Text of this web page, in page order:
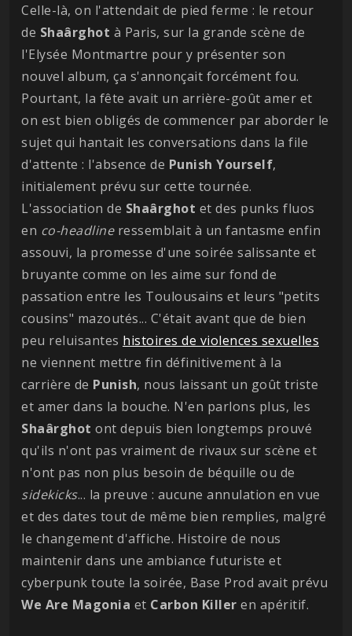
Celle-là, on l'attendait de pied ferme : le retour
de Shaârghot à Paris, sur la grande scène de
l'Elysée Montmartre pour y présenter son
nouvel album, ça s'annonçait forcément fou.
Pourtant, la fête avait un arrière-goût amer et
on est bien obligés de commencer par aborder le
sujet qui hantait les conversations dans la file
d'attente : l'absence de Punish Yourself,
initialement prévu sur cette tournée.
L'association de Shaârghot et des punks fluos
en co-headlineressemblait à un fantasme enfin
assouvi, la promesse d'une soirée salissante et
bruyante comme on les aime sur fond de
passation entre les Toulousains et leurs "petits
cousins" mazoutés... C'était avant que de bien
peu reluisantes histoires de violences sexuelles
ne viennent mettre fin définitivement à la
carrière de Punish, nous laissant un goût triste
et amer dans la bouche. N'en parlons plus, les
Shaârghot ont depuis bien longtemps prouvé
qu'ils n'ont pas vraiment de rivaux sur scène et
n'ont pas non plus besoin de béquille ou de
sidekicks... la preuve : aucune annulation en vue
et des dates tout de même bien remplies, malgré
le changement d'affiche. Histoire de nous
maintenir dans une ambiance futuriste et
cyberpunk toute la soirée, Base Prod avait prévu
We Are Magonia et Carbon Killer en apéritif.